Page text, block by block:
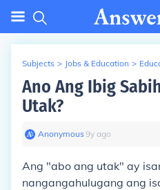
Subjects > Jobs & Education >
Ano Ang Ibig
Utak?
Anonymous∙9y ago
Ang "abo ang utak" ay
nangangahulugang ang